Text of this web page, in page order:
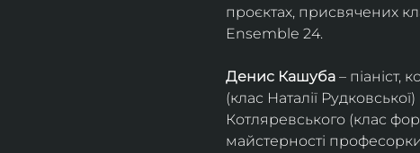
проєктах, присвячених
Ensemble 24.
Денис Кашуба – піаніст,
(клас Наталії
Котляревського (клас
майстерності професорки